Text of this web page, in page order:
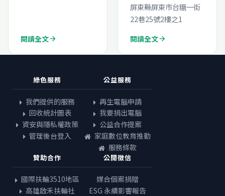
閱讀全文arrow_forward
屏東縣屏東市台糖一街
22巷25號2樓之1
閱讀全文arrow_forward
綠色服務
我們提供的服務
回收統計圖表
資安與隱私權政策
管理後台登入
公益服務
再生電腦申請
我要捐出電腦
公益合作提案
家庭數位教育推動
服務條款
贊助合作
國際扶輪3510地區
高雄啟禾扶輪社
公開徵信
媒合個案捐贈
ESG 永續影響報告